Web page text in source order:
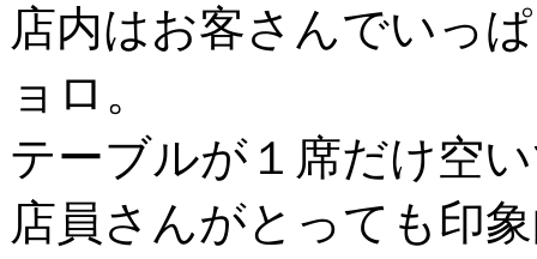
店内はお客さんでいっ
ョロ。
テーブルが１席だけ空
店員さんがとっても印